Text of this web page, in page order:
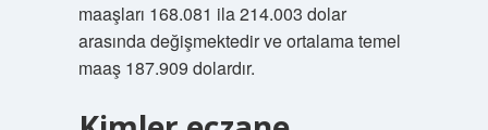
maaşları 168.081 ila 214.003 dolar
arasında değişmektedir ve ortalama temel
maaş 187.909 dolardır.